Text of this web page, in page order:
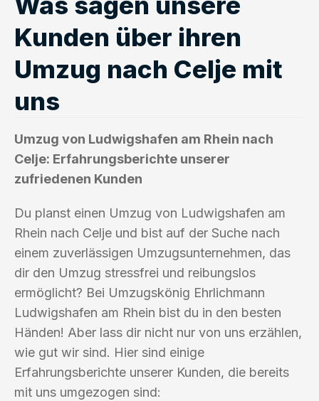
Kunden über ihren
Umzug nach Celje mit
uns
Umzug von Ludwigshafen am Rhein nach
Celje: Erfahrungsberichte unserer
zufriedenen Kunden
Du planst einen Umzug von Ludwigshafen am
Rhein nach Celje und bist auf der Suche nach
einem zuverlässigen Umzugsunternehmen, das
dir den Umzug stressfrei und reibungslos
ermöglicht? Bei Umzugskönig Ehrlichmann
Ludwigshafen am Rhein bist du in den besten
Händen! Aber lass dir nicht nur von uns erzählen,
wie gut wir sind. Hier sind einige
Erfahrungsberichte unserer Kunden, die bereits
mit uns umgezogen sind: